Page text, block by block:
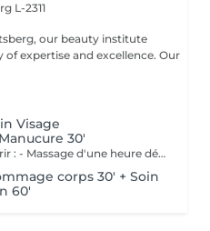
L-2311
our beauty institute
and excellence. Our
Visage
30'
Le forfait idéal à offrir ou à s'offrir : - Massage d'une heure détente. - Soin visage d'une heure adapté au type de peau comprenant démaquillage, gommage, extraction des comédons, massage, masque et crème de soin. - Manucure comprenant le limage, la pousse et coupe des cuticules, gommage et massage avec crème de soin. Base transparente comprise si souhaitée.
corps 30' + Soin
60'